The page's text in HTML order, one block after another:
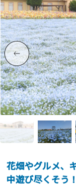
花畑やグルメ、
中遊び尽くそう！